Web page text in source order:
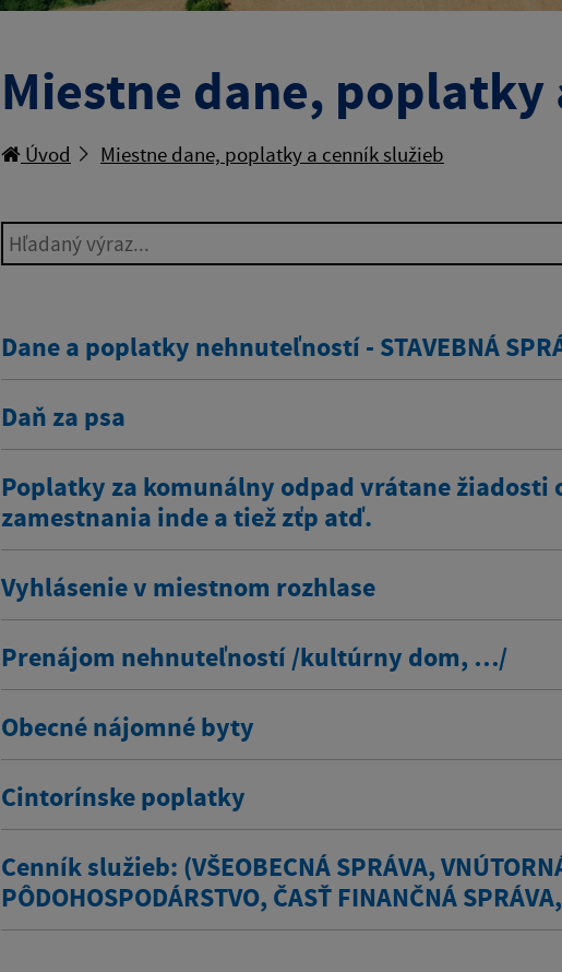
Miestne dane, poplatky
Úvod Miestne dane, poplatky a cenník služieb
Hľadaný výraz...
Dane a poplatky nehnuteľností - STAVEBNÁ
Daň za psa
Poplatky za komunálny odpad vrátane žiadosti
zamestnania inde a tiež zťp atď.
Vyhlásenie v miestnom rozhlase
Prenájom nehnuteľností /kultúrny dom, …/
Obecné nájomné byty
Cintorínske poplatky
Cenník služieb: (VŠEOBECNÁ SPRÁVA,
PÔDOHOSPODÁRSTVO, ČASŤ FINANČNÁ